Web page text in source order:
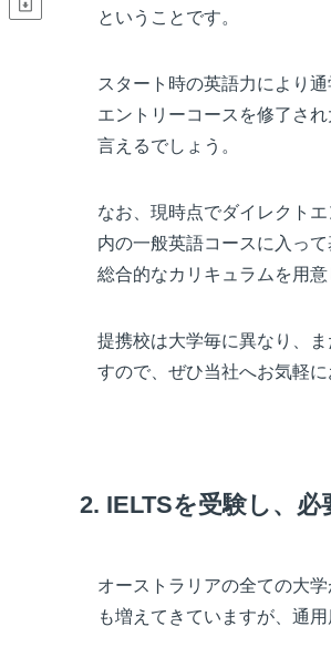
ということです。
スタート時の英語力により
エントリーコースを修了さ
言えるでしょう。
なお、現時点でダイレクト
内の一般英語コースに入っ
総合的なカリキュラムを用
提携校は大学毎に異なり、
すので、ぜひ当社へお気軽に
2. IELTSを受験し、
オーストラリアの全ての大
も増えてきていますが、通